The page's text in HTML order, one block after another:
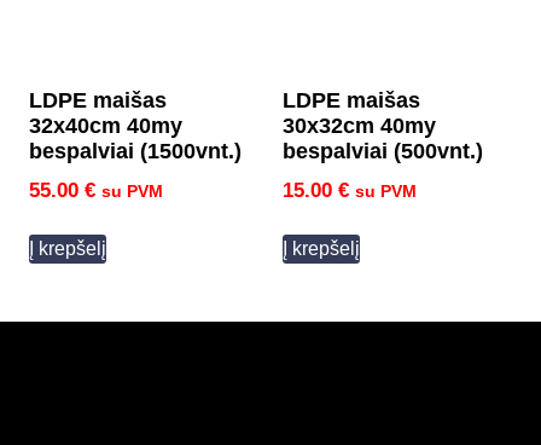
LDPE maišas
32x40cm 40my
bespalviai (1500vnt.)
55.00 € su PVM
Į krepšelį
LDPE maišas
30x32cm 40my
bespalviai (500vnt.)
15.00 € su PVM
Į krepšelį